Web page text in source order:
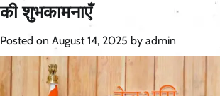
की शुभकामनाएँ
Posted on August 14, 2025 by admin